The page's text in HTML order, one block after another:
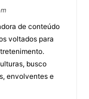
de conteúdo
voltados para
busco
envolventes e